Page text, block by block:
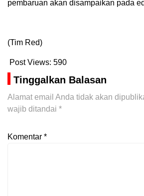
pembaruan akan disampaikan pada
(Tim Red)
Post Views: 590
Tinggalkan Balasan
Alamat email Anda tidak akan
wajib ditandai *
Komentar *